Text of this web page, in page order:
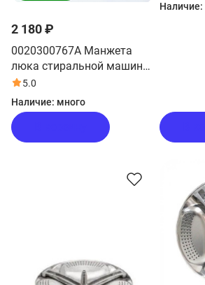
2 180 ₽
0020300767A Манжета
люка стиральной машины
Haier
5.0
Наличие: много
Наличие: